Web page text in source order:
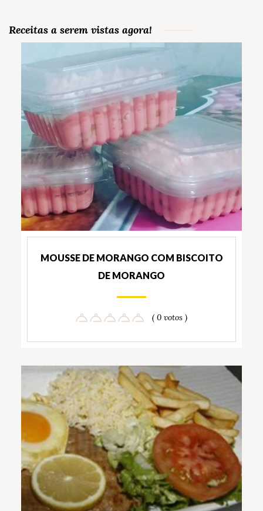
Receitas a serem vistas agora!
MOUSSE DE MORANGO COM BISCOITO
DE MORANGO
( 0 votos )